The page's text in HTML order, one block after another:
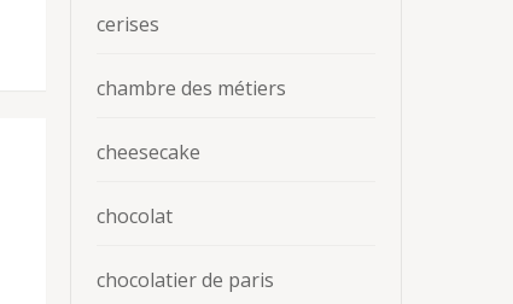
cerises
chambre des métiers
cheesecake
chocolat
chocolatier de paris